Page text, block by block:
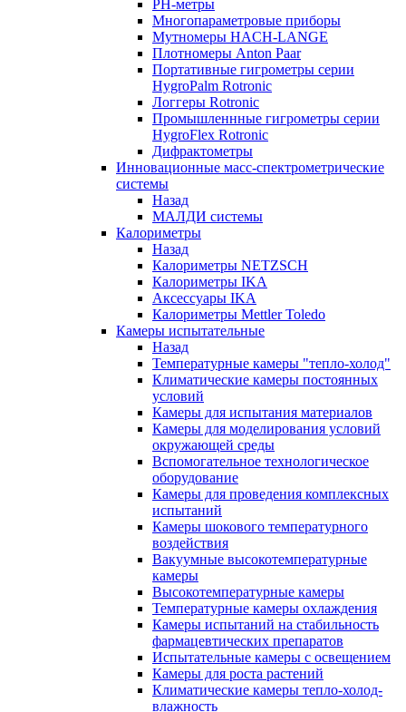
РH-метры
Многопараметровые приборы
Мутномеры HACH-LANGE
Плотномеры Anton Paar
Портативные гигрометры серии
HygroPalm Rotronic
Логгеры Rotronic
Промышленнные гигрометры серии
HygroFlex Rotronic
Дифрактометры
Инновационные масс-спектрометрические
системы
Назад
МАЛДИ системы
Калориметры
Назад
Калориметры NETZSCH
Калориметры IKA
Аксессуары IKA
Калориметры Mettler Toledo
Камеры испытательные
Назад
Температурные камеры "тепло-холод"
Климатические камеры постоянных
условий
Камеры для испытания материалов
Камеры для моделирования условий
окружающей среды
Вспомогательное технологическое
оборудование
Камеры для проведения комплексных
испытаний
Камеры шокового температурного
воздействия
Вакуумные высокотемпературные
камеры
Высокотемпературные камеры
Температурные камеры охлаждения
Камеры испытаний на стабильность
фармацевтических препаратов
Испытательные камеры с освещением
Камеры для роста растений
Климатические камеры тепло-холод-
влажность